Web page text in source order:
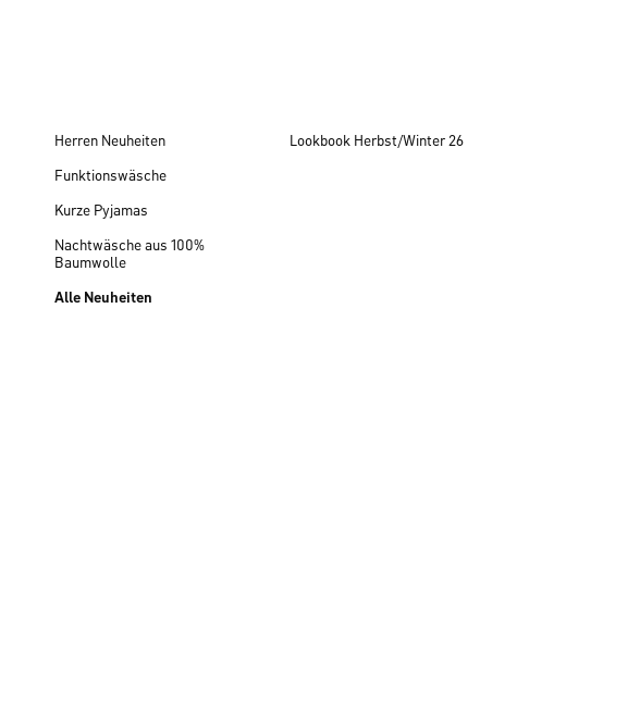
Herren Neuheiten
Funktionswäsche
Kurze Pyjamas
Nachtwäsche aus 100%
Baumwolle
Alle Neuheiten
Lookbook Herbst/Winter 26